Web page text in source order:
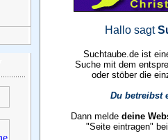
Hallo sagt
Suchtaube.de ist
Suche mit dem
oder stöber die
Du betreibst
Dann melde deine
"Seite eintragen"